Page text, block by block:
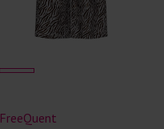
FreeQuent